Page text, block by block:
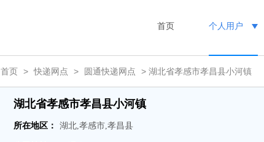
首页 个人用户
首页 > 快递网点 > 圆通快递网点 > 湖北省孝感市孝昌县小河镇
湖北省孝感市孝昌县小河镇
所在地区： 湖北,孝感市,孝昌县